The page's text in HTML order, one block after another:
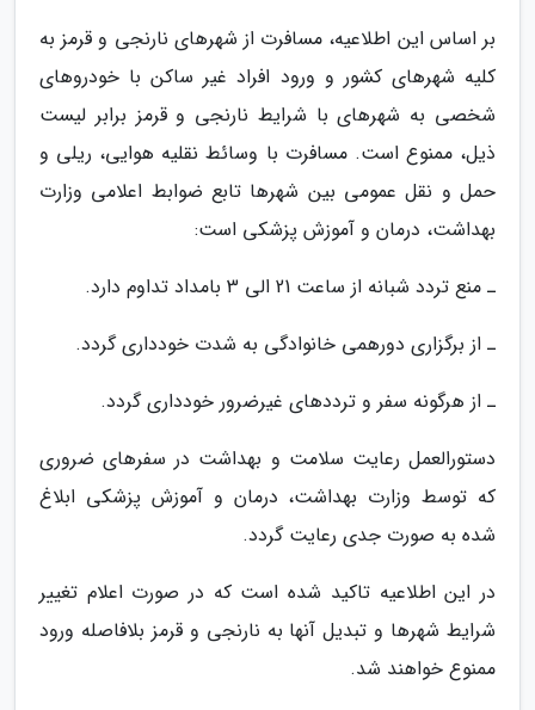
بر اساس این اطلاعیه، مسافرت از شهرهای نارنجی و قرمز به
کلیه شهرهای کشور و ورود افراد غیر ساکن با خودروهای
شخصی به شهرهای با شرایط نارنجی و قرمز برابر لیست
ذیل، ممنوع است. مسافرت با وسائط نقلیه هوایی، ریلی و
حمل و نقل عمومی بین شهرها تابع ضوابط اعلامی وزارت
بهداشت، درمان و آموزش پزشکی است:
ـ منع تردد شبانه از ساعت 21 الی 3 بامداد تداوم دارد.
ـ از برگزاری دورهمی خانوادگی به شدت خودداری گردد.
ـ از هرگونه سفر و ترددهای غیرضرور خودداری گردد.
دستورالعمل رعایت سلامت و بهداشت در سفرهای ضروری
که توسط وزارت بهداشت، درمان و آموزش پزشکی ابلاغ
شده به صورت جدی رعایت گردد.
در این اطلاعیه تاکید شده است که در صورت اعلام تغییر
شرایط شهرها و تبدیل آنها به نارنجی و قرمز بلافاصله ورود
ممنوع خواهند شد.